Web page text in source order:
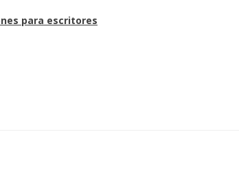
para escritores